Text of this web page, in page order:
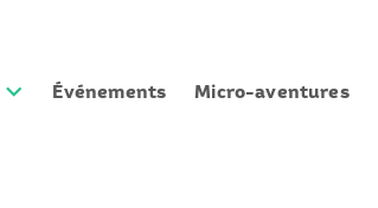
Événements Micro-aventures